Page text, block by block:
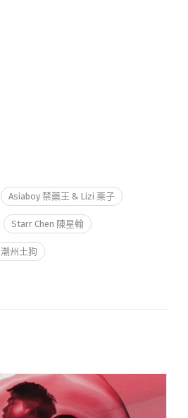
Asiaboy 禁藥王 & Lizi 栗子
Starr Chen 陳星翰
潮州土狗